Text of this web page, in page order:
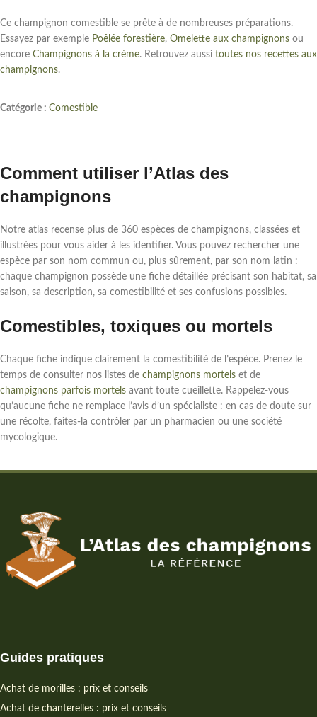
Ce champignon comestible se prête à de nombreuses préparations.
Essayez par exemple Poêlée forestière, Omelette aux champignons ou
encore Champignons à la crème. Retrouvez aussi toutes nos recettes aux
champignons.
Catégorie : Comestible
Comment utiliser l’Atlas des
champignons
Notre atlas recense plus de 360 espèces de champignons, classées et
illustrées pour vous aider à les identifier. Vous pouvez rechercher une
espèce par son nom commun ou, plus sûrement, par son nom latin :
chaque champignon possède une fiche détaillée précisant son habitat, sa
saison, sa description, sa comestibilité et ses confusions possibles.
Comestibles, toxiques ou mortels
Chaque fiche indique clairement la comestibilité de l’espèce. Prenez le
temps de consulter nos listes de champignons mortels et de
champignons parfois mortels avant toute cueillette. Rappelez-vous
qu’aucune fiche ne remplace l’avis d’un spécialiste : en cas de doute sur
une récolte, faites-la contrôler par un pharmacien ou une société
mycologique.
Guides pratiques
Achat de morilles : prix et conseils
Achat de chanterelles : prix et conseils